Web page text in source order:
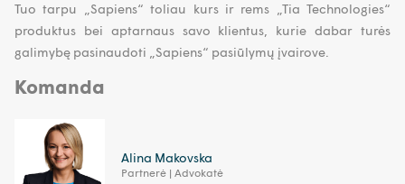
Tuo tarpu „Sapiens“ toliau kurs ir rems „Tia Technologies“
produktus bei aptarnaus savo klientus, kurie dabar turės
galimybę pasinaudoti „Sapiens“ pasiūlymų įvairove.
Komanda
Alina Makovska
Partnerė | Advokatė